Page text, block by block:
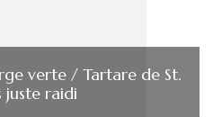
verte / Tartare de St.
juste raidi